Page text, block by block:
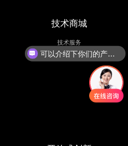
技术商城
技术服务
可以介绍下你们的产品么？